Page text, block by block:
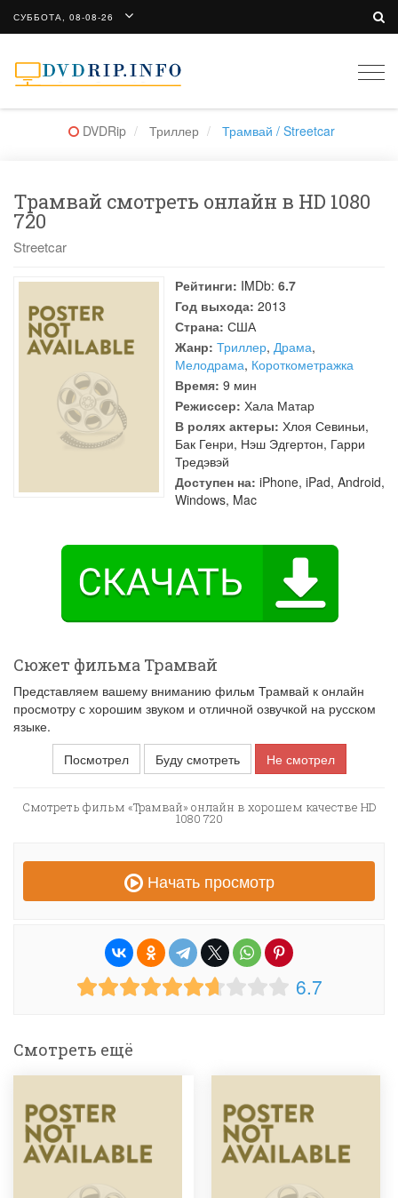
СУББОТА, 08-08-26
DVDRip Триллер Трамвай / Streetcar
Трамвай смотреть онлайн в HD 1080
720
Streetcar
Рейтинги: IMDb: 6.7
Год выхода: 2013
Страна: США
Жанр: Триллер, Драма,
Мелодрама, Короткометражка
Время: 9 мин
Режиссер: Хала Матар
В ролях актеры: Хлоя Севиньи,
Бак Генри, Нэш Эдгертон, Гарри
Тредэвэй
Доступен на: iPhone, iPad, Android,
Windows, Mac
Сюжет фильма Трамвай
Представляем вашему вниманию фильм Трамвай к онлайн
просмотру с хорошим звуком и отличной озвучкой на русском
языке.
Посмотрел
Буду смотреть Не смотрел
Смотреть фильм «Трамвай» онлайн в хорошем качестве HD
1080 720
Начать просмотр
6.7
Смотреть ещё